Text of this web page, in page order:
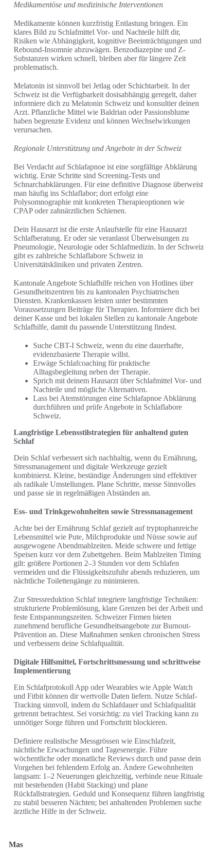
Medikamentöse und medizinische Interventionen
Medikamente können kurzfristig Entlastung bringen. Ein
klares Bild zu Schlafmittel Vor- und Nachteile hilft dir,
Risiken wie Abhängigkeit, kognitive Beeinträchtigungen und
Rebound-Insomnie abzuwägen. Benzodiazepine und Z-
Substanzen wirken schnell, bleiben aber für längere Zeit
problematisch.
Melatonin ist sinnvoll bei Jetlag oder Schichtarbeit. In der
Schweiz ist die Verfügbarkeit dosisabhängig geregelt, daher
informiere dich zu Melatonin Schweiz und konsultier deinen
Arzt. Pflanzliche Mittel wie Baldrian oder Passionsblume
haben begrenzte Evidenz und können Wechselwirkungen
verursachen.
Regionale Unterstützung und Angebote in der Schweiz
Bei Verdacht auf Schlafapnoe ist eine sorgfältige Abklärung
wichtig. Erste Schritte sind Screening-Tests und
Schnarchabklärungen. Für eine definitive Diagnose überweist
man häufig ins Schlaflabor; dort erfolgt eine
Polysomnographie mit konkreten Therapieoptionen wie
CPAP oder zahnärztlichen Schienen.
Dein Hausarzt ist die erste Anlaufstelle für eine Hausarzt
Schlafberatung. Er oder sie veranlasst Überweisungen zu
Pneumologie, Neurologie oder Schlafmedizin. In der Schweiz
gibt es zahlreiche Schlaflabore Schweiz in
Universitätskliniken und privaten Zentren.
Kantonale Angebote Schlafhilfe reichen von Hotlines über
Gesundheitszentren bis zu kantonalen Psychiatrischen
Diensten. Krankenkassen leisten unter bestimmten
Voraussetzungen Beiträge für Therapien. Informiere dich bei
deiner Kasse und bei lokalen Stellen zu kantonale Angebote
Schlafhilfe, damit du passende Unterstützung findest.
Suche CBT-I Schweiz, wenn du eine dauerhafte,
evidenzbasierte Therapie willst.
Erwäge Schlafcoaching für praktische
Alltagsbegleitung neben der Therapie.
Sprich mit deinem Hausarzt über Schlafmittel Vor- und
Nachteile und mögliche Alternativen.
Lass bei Atemstörungen eine Schlafapnoe Abklärung
durchführen und prüfe Angebote in Schlaflabore
Schweiz.
Langfristige Lebensstilstrategien für anhaltend guten
Schlaf
Dein Schlaf verbessert sich nachhaltig, wenn du Ernährung,
Stressmanagement und digitale Werkzeuge gezielt
kombinierst. Kleine, beständige Änderungen sind effektiver
als radikale Umstellungen. Plane Schritte, messe Sinnvolles
und passe sie in regelmäßigen Abständen an.
Ess- und Trinkgewohnheiten sowie Stressmanagement
Achte bei der Ernährung Schlaf gezielt auf tryptophanreiche
Lebensmittel wie Pute, Milchprodukte und Nüsse sowie auf
ausgewogene Abendmahlzeiten. Meide schwere und fettige
Speisen kurz vor dem Zubettgehen. Beim Mahlzeiten Timing
gilt: größere Portionen 2–3 Stunden vor dem Schlafen
vermeiden und die Flüssigkeitszufuhr abends reduzieren, um
nächtliche Toilettengänge zu minimieren.
Zur Stressreduktion Schlaf integriere langfristige Techniken:
strukturierte Problemlösung, klare Grenzen bei der Arbeit und
feste Entspannungszeiten. Schweizer Firmen bieten
zunehmend berufliche Gesundheitsangebote zur Burnout-
Prävention an. Diese Maßnahmen senken chronischen Stress
und verbessern deine Schlafqualität.
Digitale Hilfsmittel, Fortschrittsmessung und schrittweise
Implementierung
Ein Schlafprotokoll App oder Wearables wie Apple Watch
und Fitbit können dir wertvolle Daten liefern. Nutze Schlaf-
Tracking sinnvoll, indem du Schlafdauer und Schlafqualität
getrennt betrachtest. Sei vorsichtig: zu viel Tracking kann zu
unnötiger Sorge führen und Fortschritt blockieren.
Definiere realistische Messgrössen wie Einschlafzeit,
nächtliche Erwachungen und Tagesenergie. Führe
wöchentliche oder monatliche Reviews durch und passe dein
Vorgehen bei fehlendem Erfolg an. Ändere Gewohnheiten
langsam: 1–2 Neuerungen gleichzeitig, verbinde neue Rituale
mit bestehenden (Habit Stacking) und plane
Rückfallstrategien. Geduld und Konsequenz führen langfristig
zu stabil besseren Nächten; bei anhaltenden Problemen suche
ärztliche Hilfe in der Schweiz.
Mas